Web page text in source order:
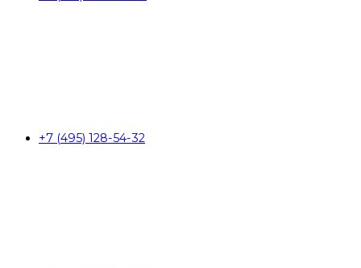
+7 (495) 128-54-32